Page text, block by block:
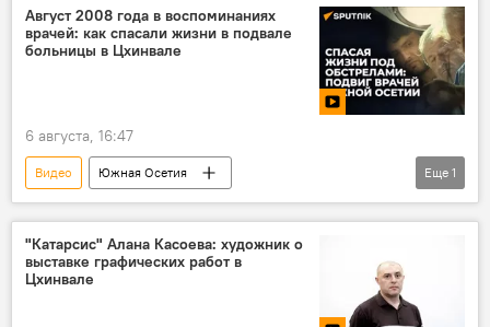
Борьба Южной Осетии за независимость
Грузино-осетинский конфликт
Грузия
Август 2008 года в воспоминаниях
врачей: как спасали жизни в подвале
больницы в Цхинвале
6 августа, 16:47
Видео
Южная Осетия
Грузино-осетинский конфликт
Еще 1
"Катарсис" Алана Касоева: художник о
выставке графических работ в
Цхинвале